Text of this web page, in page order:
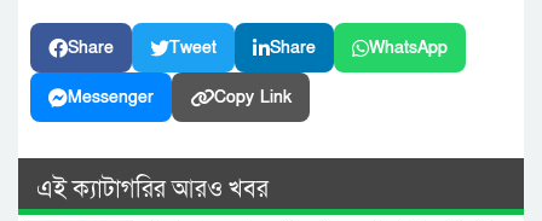
Share Tweet Share WhatsApp
Messenger Copy Link
এই ক্যাটাগরির আরও খবর